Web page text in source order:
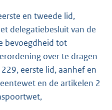
en tweede lid,
delegatiebesluit van de
bevoegdheid tot
over te dragen
eerste lid, aanhef en
en de artikelen 2